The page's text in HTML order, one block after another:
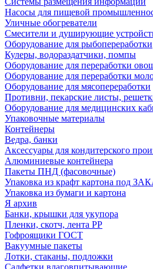
Насосы для пищевой
Уличные обогреватели
Смесители и душирующие
Оборудование для рыбопереработки
Кулеры, водораздатчики, помпы
Оборудование для переработки
Оборудование для переработки
Оборудование для мясопереработки
Противни, пекарские листы,
Оборудование для медицинских
Упаковочные материалы
Контейнеры
Ведра, банки
Аксессуары для кондитерского
Алюминиевые контейнера
Пакеты ПНД (фасовочные)
Упаковка из крафт картона под
Упаковка из бумаги и картона
Я архив
Банки, крышки для укупора
Пленки, скотч, лента РР
Гофроящики ГОСТ
Вакуумные пакеты
Лотки, стаканы, подложки
Салфетки влаговпитывающие